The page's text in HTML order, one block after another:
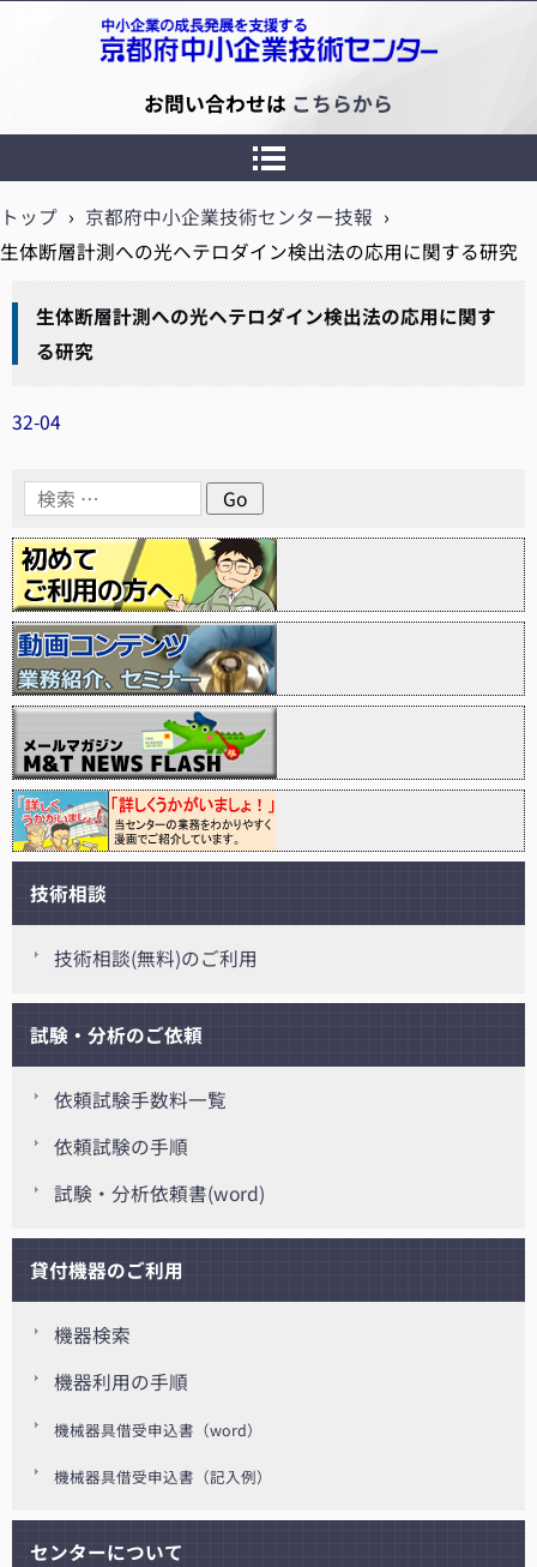
京都府中小企業技術センター
お問い合わせは こちらから
トップ › 京都府中小企業技術センター技報 ›
生体断層計測への光ヘテロダイン検出法の応用に関する研究
生体断層計測への光ヘテロダイン検出法の応用に関す
る研究
32-04
技術相談
技術相談(無料)のご利用
試験・分析のご依頼
依頼試験手数料一覧
依頼試験の手順
試験・分析依頼書(word)
貸付機器のご利用
機器検索
機器利用の手順
機械器具借受申込書（word）
機械器具借受申込書（記入例）
センターについて